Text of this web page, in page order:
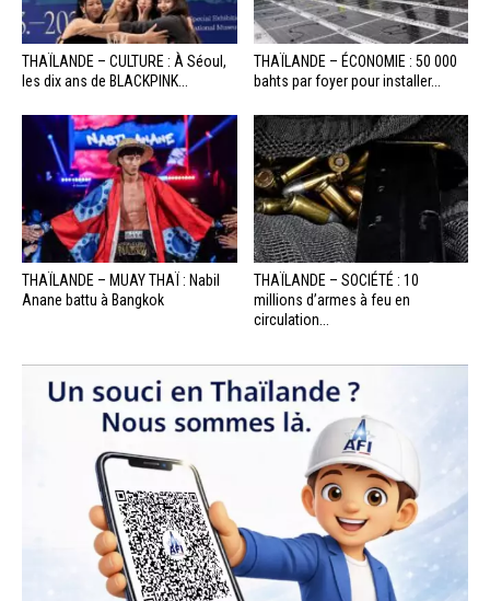
THAÏLANDE – CULTURE : À Séoul,
les dix ans de BLACKPINK...
THAÏLANDE – ÉCONOMIE : 50 000
bahts par foyer pour installer...
THAÏLANDE – MUAY THAÏ : Nabil
Anane battu à Bangkok
THAÏLANDE – SOCIÉTÉ : 10
millions d’armes à feu en
circulation...